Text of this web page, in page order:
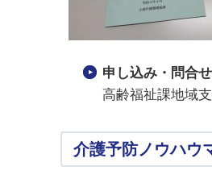
申し込み・問合せ
高齢福祉課地域
介護予防ノウハウ